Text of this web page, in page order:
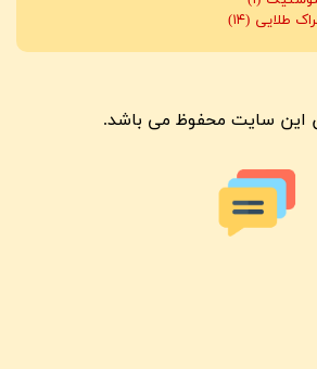
طلایی (۱۴)
این سایت محفوظ می باشد.